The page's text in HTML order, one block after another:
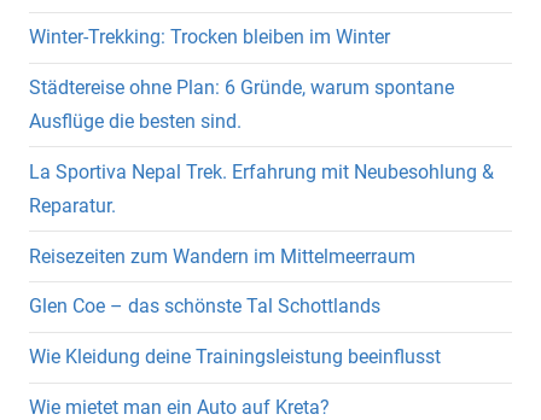
Winter-Trekking: Trocken bleiben im Winter
Städtereise ohne Plan: 6 Gründe, warum spontane
Ausflüge die besten sind.
La Sportiva Nepal Trek. Erfahrung mit Neubesohlung &
Reparatur.
Reisezeiten zum Wandern im Mittelmeerraum
Glen Coe – das schönste Tal Schottlands
Wie Kleidung deine Trainingsleistung beeinflusst
Wie mietet man ein Auto auf Kreta?